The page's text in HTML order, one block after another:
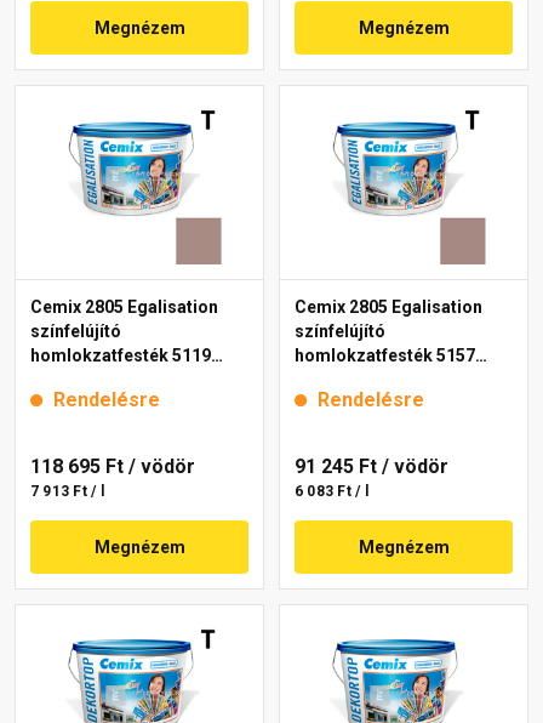
Megnézem Megnézem
Cemix 2805 Egalisation
színfelújító
homlokzatfesték 5119
Rendelésre
118 695 Ft / vödör
7 913 Ft / l
Megnézem
Cemix 2805 Egalisation
színfelújító
homlokzatfesték 5157
Rendelésre
91 245 Ft / vödör
6 083 Ft / l
Megnézem